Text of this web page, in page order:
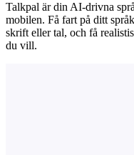
Talkpal är din AI-drivna
mobilen. Få fart på ditt
skrift eller tal, och få
du vill.